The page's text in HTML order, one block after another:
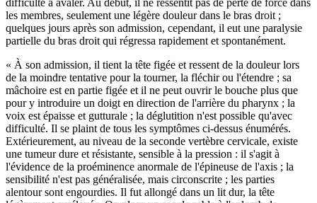
les membres, seulement une légère douleur dans le bras droit ;
quelques jours après son admission, cependant, il eut une paralysie
partielle du bras droit qui régressa rapidement et spontanément.
« À son admission, il tient la tête figée et ressent de la douleur lors
de la moindre tentative pour la tourner, la fléchir ou l'étendre ; sa
mâchoire est en partie figée et il ne peut ouvrir le bouche plus que
pour y introduire un doigt en direction de l'arrière du pharynx ; la
voix est épaisse et gutturale ; la déglutition n'est possible qu'avec
difficulté. Il se plaint de tous les symptômes ci-dessus énumérés.
Extérieurement, au niveau de la seconde vertèbre cervicale, existe
une tumeur dure et résistante, sensible à la pression : il s'agit à
l'évidence de la proéminence anormale de l'épineuse de l'axis ; la
sensibilité n'est pas généralisée, mais circonscrite ; les parties
alentour sont engourdies. Il fut allongé dans un lit dur, la tête